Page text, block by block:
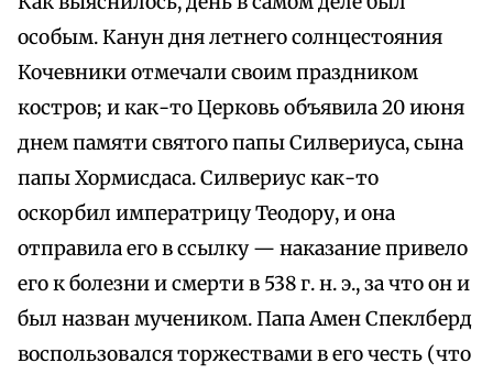
особым. Канун дня летнего солнцестояния
Кочевники отмечали своим праздником
костров; и как-то Церковь объявила 20 июня
днем памяти святого папы Силвериуса, сына
папы Хормисдаса. Силвериус как-то
оскорбил императрицу Теодору, и она
отправила его в ссылку — наказание привело
его к болезни и смерти в 538 г. н. э., за что он и
был назван мучеником. Папа Амен Спеклберд
воспользовался торжествами в его честь (что